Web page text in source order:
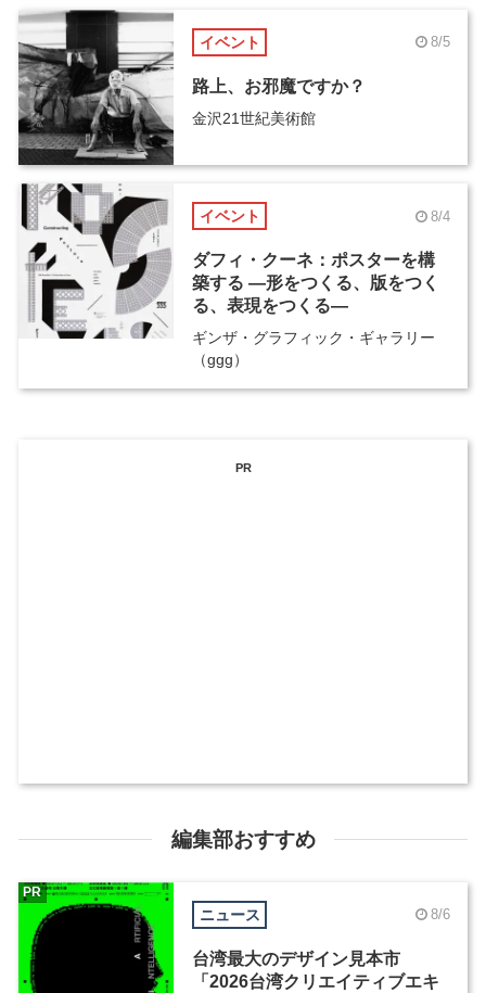
イベント 8/5
路上、お邪魔ですか？
金沢21世紀美術館
イベント 8/4
ダフィ・クーネ：ポスターを構
築する ―形をつくる、版をつく
る、表現をつくる―
ギンザ・グラフィック・ギャラリー
（ggg）
PR
編集部おすすめ
ニュース 8/6
台湾最大のデザイン見本市
「2026台湾クリエイティブエキ
PR